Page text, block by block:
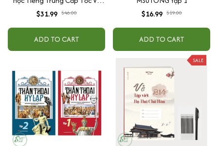
Tập Viết Chữ Hán Cho Người
$31.99 $46.00
ADD TO CART
$16.99 $19.00
ADD TO CART
SALE